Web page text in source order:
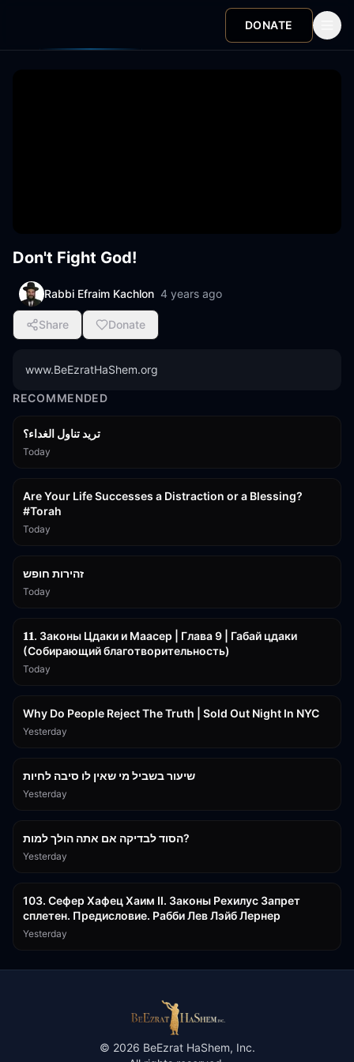
DONATE
Don't Fight God!
Rabbi Efraim Kachlon 4 years ago
Share Donate
www.BeEzratHaShem.org
RECOMMENDED
تريد تناول الغداء؟
Today
Are Your Life Successes a Distraction or a Blessing?
#Torah
Today
זהירות חופש
Today
𝟏𝟏. Законы Цдаки и Маасер | Глава 9 | Габай цдаки
(Собирающий благотворительность)
Today
Why Do People Reject The Truth | Sold Out Night In NYC
Yesterday
שיעור בשביל מי שאין לו סיבה לחיות
Yesterday
הסוד לבדיקה אם אתה הולך למות?
Yesterday
103. Сефер Хафец Хаим II. Законы Рехилус Запрет
сплетен. Предисловие. Рабби Лев Лэйб Лернер
Yesterday
© 2026 BeEzrat HaShem, Inc.